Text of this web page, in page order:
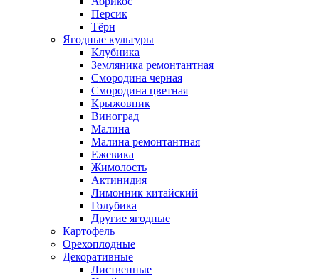
Персик
Тёрн
Ягодные культуры
Клубника
Земляника ремонтантная
Смородина черная
Смородина цветная
Крыжовник
Виноград
Малина
Малина ремонтантная
Ежевика
Жимолость
Актинидия
Лимонник китайский
Голубика
Другие ягодные
Картофель
Орехоплодные
Декоративные
Лиственные